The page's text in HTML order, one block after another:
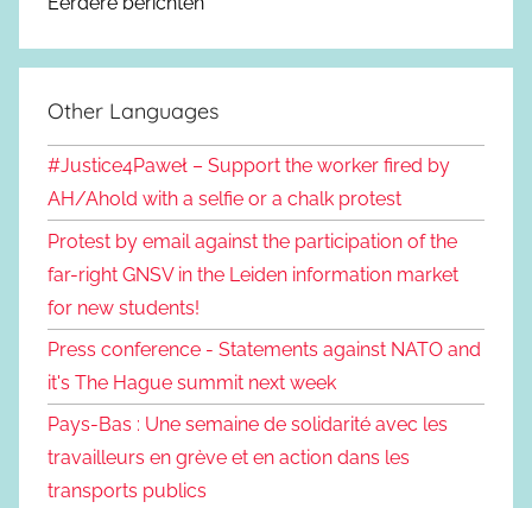
Other Languages
#Justice4Paweł – Support the worker fired by
AH/Ahold with a selfie or a chalk protest
Protest by email against the participation of the
far-right GNSV in the Leiden information market
for new students!
Press conference - Statements against NATO and
it's The Hague summit next week
Pays-Bas : Une semaine de solidarité avec les
travailleurs en grève et en action dans les
transports publics